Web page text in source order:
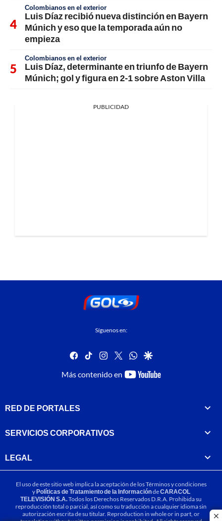
Colombianos en el exterior
Luis Díaz recibió nueva distinción en Bayern
Múnich y eso que la temporada aún no
empieza
Colombianos en el exterior
Luis Díaz, determinante en triunfo de Bayern
Múnich; gol y figura en 2-1 sobre Aston Villa
PUBLICIDAD
Síguenos en:
facebook
tiktok instagram
twitterwhatsapp
google
Más contenido en
youtube-
RED DE PORTALES
SERVICIOS CORPORATIVOS
LEGAL
El uso de este sitio web implica la aceptación de losTérminos y condiciones
yPolíticas de Tratamiento de la InformacióndeCARACOL
TELEVISIÓN S.A.Todos los Derechos Reservados D.R.A. Prohibida su
reproducción total o parcial, así como su traducción a cualquier idioma sin
autorización escrita de su titular. Reproduction in whole or in part, or